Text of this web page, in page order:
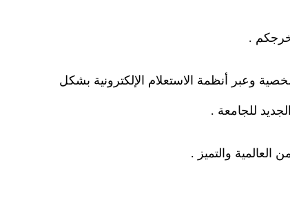
.
وعبر أنظمة الاستعلام الإلكترونية بشكل
للجامعة .
والتميز .